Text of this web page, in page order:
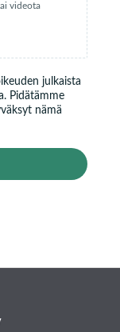
videota
julkaista
Pidätämme
nämä